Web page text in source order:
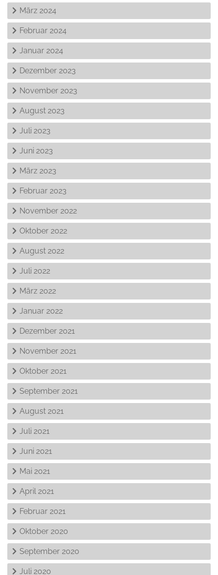
März 2024
Februar 2024
Januar 2024
Dezember 2023
November 2023
August 2023
Juli 2023
Juni 2023
März 2023
Februar 2023
November 2022
Oktober 2022
August 2022
Juli 2022
März 2022
Januar 2022
Dezember 2021
November 2021
Oktober 2021
September 2021
August 2021
Juli 2021
Juni 2021
Mai 2021
April 2021
Februar 2021
Oktober 2020
September 2020
Juli 2020